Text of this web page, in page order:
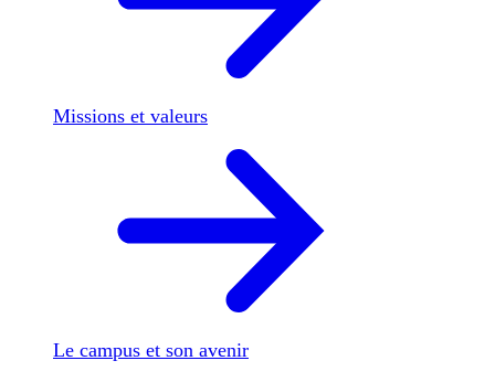
Missions et valeurs
Le campus et son avenir